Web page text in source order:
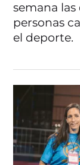
semana las
personas
el deporte.